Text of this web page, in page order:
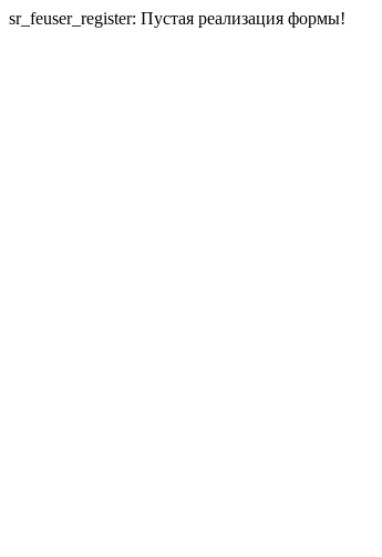
sr_feuser_register: Пустая реализация формы!